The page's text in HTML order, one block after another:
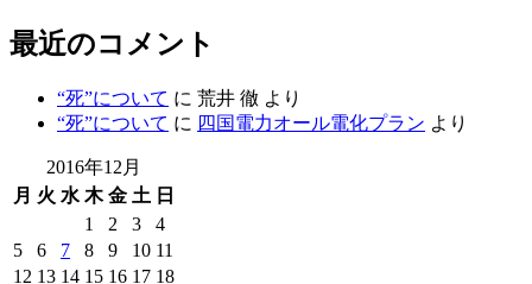
最近のコメント
“死”について に 荒井 徹 より
“死”について に 四国電力オール電化プラン より
2016年12月
月 火 水 木 金 土 日
1
2 3
4
5
6 7 8 9 10 11
12 13 14 15 16 17 18